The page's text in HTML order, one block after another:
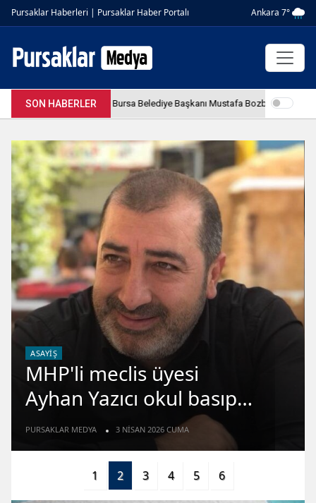
Pursaklar Haberleri | Pursaklar Haber Portalı Ankara 7°
SON HABERLER
4.04.2026 12:36:08 Bursa Belediye Başkanı Mustafa Bozbey tutuklandı
ASAYIŞ
MHP'li meclis üyesi
Ayhan Yazıcı okul basıp
öğretmen dövdü
PURSAKLAR MEDYA 3 NISAN 2026 CUMA
1 2 3 4 5 6